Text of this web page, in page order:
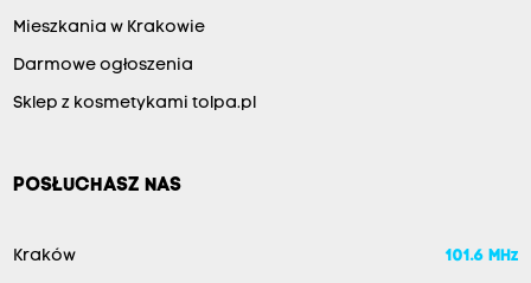
Mieszkania w Krakowie
Darmowe ogłoszenia
Sklep z kosmetykami tolpa.pl
POSŁUCHASZ NAS
Kraków 101.6 MHz